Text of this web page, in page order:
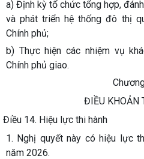
a) Định kỳ tổ chức tổng hợp,
và phát triển hệ thống đô thị
Chính phủ;
b) Thực hiện các nhiệm vụ
Chính phủ giao.
ĐIỀU KHOẢN
Điều 14. Hiệu lực thi hành
1. Nghị quyết này có hiệu lực
năm 2026.